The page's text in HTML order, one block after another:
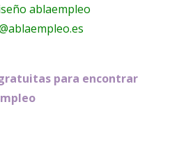
ablaempleo
para encontrar